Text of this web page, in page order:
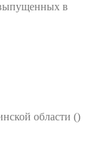
в
области ()